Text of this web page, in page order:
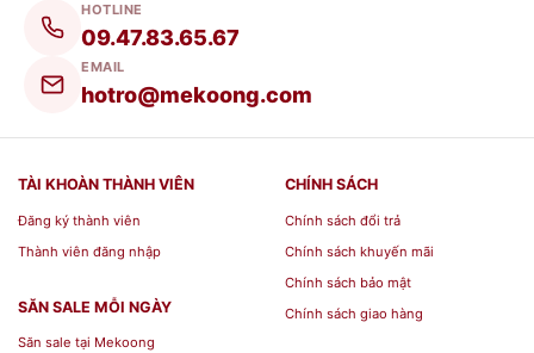
HOTLINE
09.47.83.65.67
EMAIL
hotro@mekoong.com
TÀI KHOÀN THÀNH VIÊN
Đăng ký thành viên
Thành viên đăng nhập
SĂN SALE MỖI NGÀY
Săn sale tại Mekoong
CHÍNH SÁCH
Chính sách đổi trả
Chính sách khuyến mãi
Chính sách bảo mật
Chính sách giao hàng